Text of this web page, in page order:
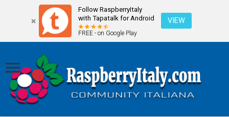
Follow RaspberryItaly
with Tapatalk for Android
FREE - on Google Play
VIEW